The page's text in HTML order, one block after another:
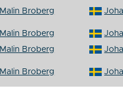
Malin Broberg
Malin Broberg
Malin Broberg
Malin Broberg